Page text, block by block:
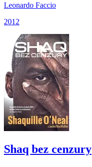
Leonardo Faccio
2012
Shaq bez cenzury